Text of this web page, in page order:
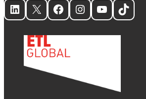
LinkedIn
X Facebook
Instagram
YouTube
TikTok